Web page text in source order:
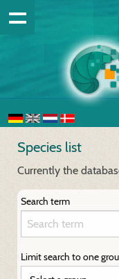
Species list
Currently the
Search term
Limit search to one